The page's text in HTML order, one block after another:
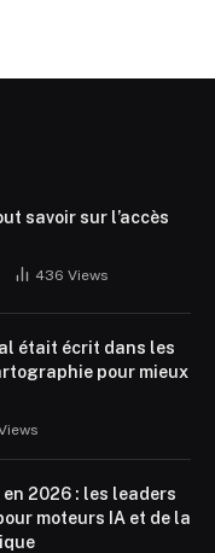
savoir sur l’accès
436 Views
était écrit dans les
pour mieux
en 2026 : les leaders
moteurs IA et de la